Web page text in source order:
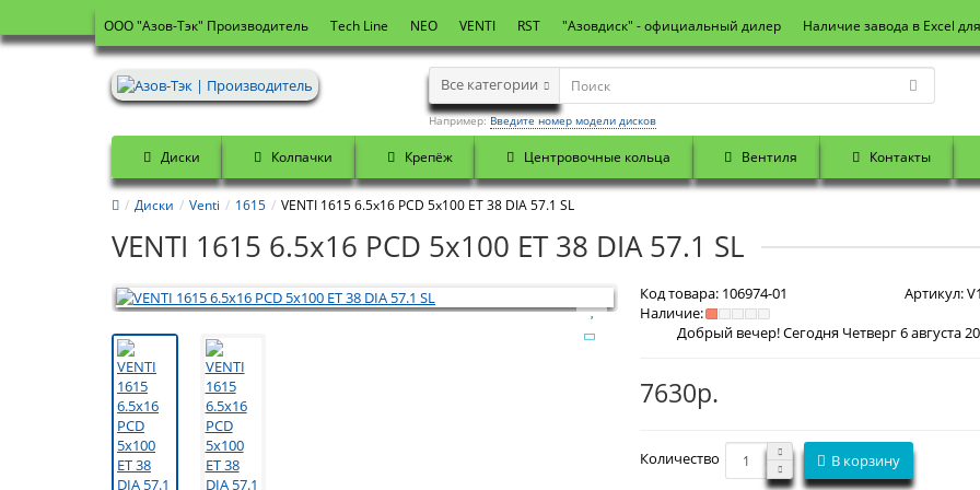
OOO "Азов-Тэк" Производитель Tech Line NEO VENTI RST "Азовдиск" - официальный дилер Наличие завода в Excel
Все категории
Например:Введите номер модели дисков
Диски Колпачки Крепёж Центровочные кольца Вентиля Контакты
Диски Venti 1615 VENTI 1615 6.5x16 PCD 5x100 ET 38 DIA 57.1 SL
VENTI 1615 6.5x16 PCD 5x100 ET 38 DIA 57.1 SL
Код товара: 106974-01 Артикул:
Наличие:
7630р.
Количество В корзину